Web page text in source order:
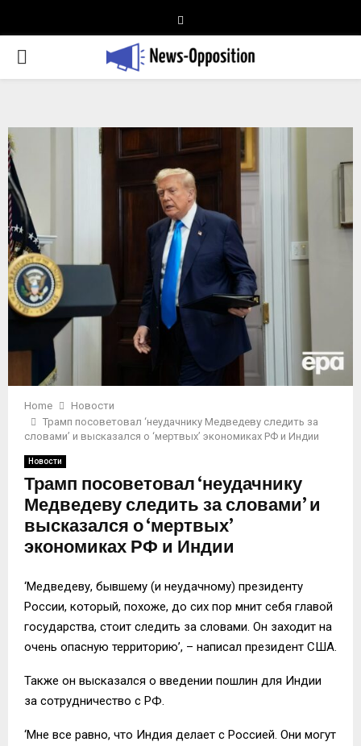
PRIMARY
Home
Новости
Трамп посоветовал ‘неудачнику Медведеву следить за
словами’ и высказался о ‘мертвых’ экономиках РФ и Индии
Новости
Трамп посоветовал ‘неудачнику
Медведеву следить за словами’ и
высказался о ‘мертвых’
экономиках РФ и Индии
‘Медведеву, бывшему (и неудачному) президенту
России, который, похоже, до сих пор мнит себя главой
государства, стоит следить за словами. Он заходит на
очень опасную территорию’, – написал президент США.
Также он высказался о введении пошлин для Индии
за сотрудничество с РФ.
‘Мне все равно, что Индия делает с Россией. Они могут